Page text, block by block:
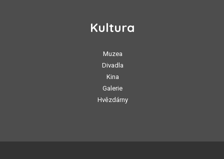
Kultura
Muzea
Divadla
Kina
Galerie
Hvězdárny